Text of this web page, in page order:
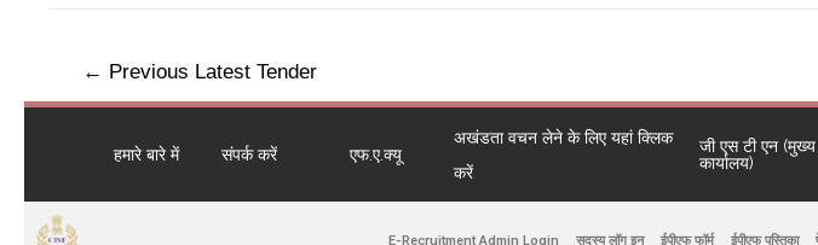
← Previous Latest Tender
हमारे बारे में संपर्क करें एफ.ए.क्यू
अखंडता वचन लेने के लिए यहां क्लिक
करें
जी एस टी एन (मुख्य
कार्यालय)
E-Recruitment Admin Login सदस्य लॉग इन ईपीएफ फॉर्म ईपीएफ पुस्तिका